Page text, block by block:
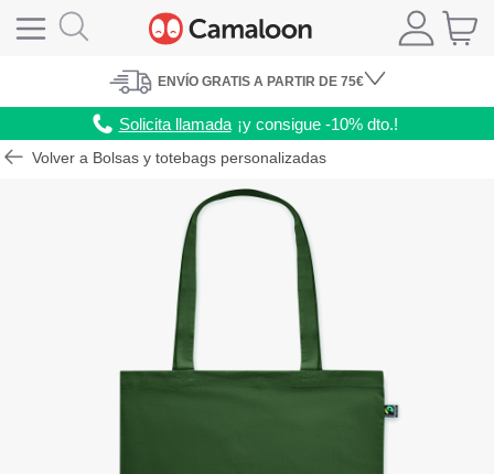
ENVÍO GRATIS A PARTIR DE 75€
Solicita llamada ¡y consigue -10% dto.!
Volver a Bolsas y totebags personalizadas